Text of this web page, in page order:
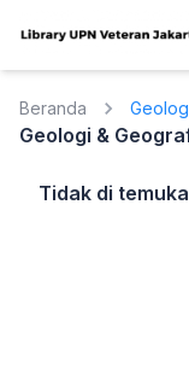
Beranda
Geologi &
Tidak di